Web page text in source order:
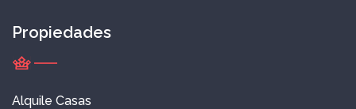
Propiedades
Alquile Casas